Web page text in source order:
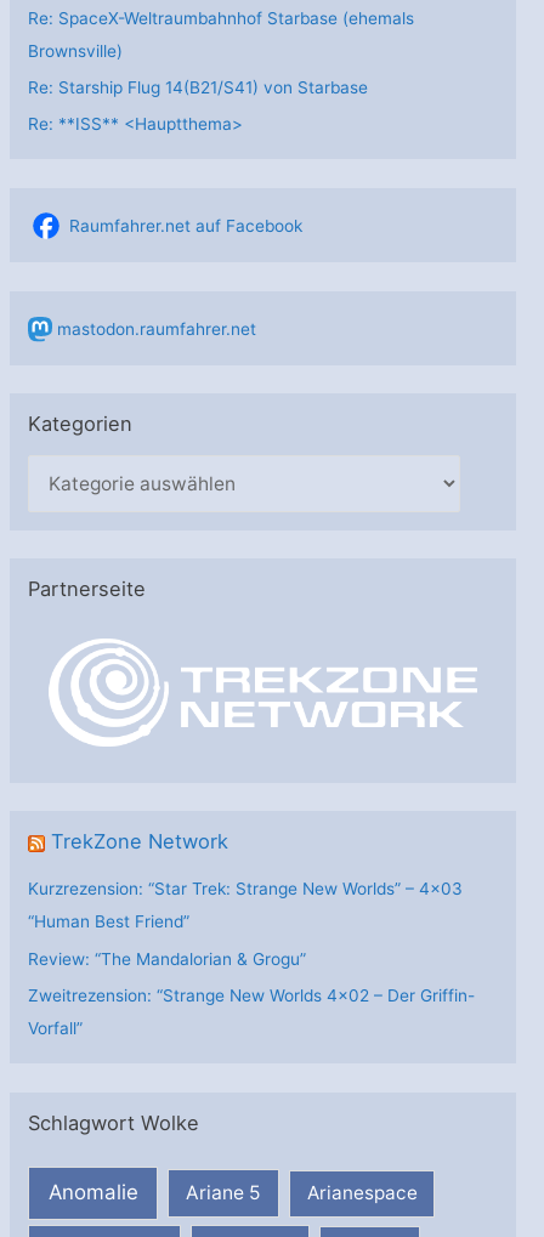
Re: SpaceX-Weltraumbahnhof Starbase (ehemals
Brownsville)
Re: Starship Flug 14(B21/S41) von Starbase
Re: **ISS** <Hauptthema>
Raumfahrer.net auf Facebook
mastodon.raumfahrer.net
Kategorien
g
Partnerseite
TrekZone Network
Kurzrezension: “Star Trek: Strange New Worlds” – 4×03
“Human Best Friend”
Review: “The Mandalorian & Grogu”
Zweitrezension: “Strange New Worlds 4×02 – Der Griffin-
Vorfall”
Schlagwort Wolke
Anomalie Ariane 5 Arianespace